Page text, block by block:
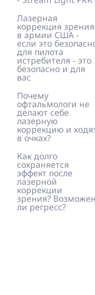
Лазерная
коррекция зрения
в армии США -
если это
для пилота
истребителя - это
безопасно и для
вас
Почему
офтальмологи не
делают себе
лазерную
коррекцию и
в очках?
Как долго
сохраняется
эффект после
лазерной
коррекции
зрения?
ли регресс?